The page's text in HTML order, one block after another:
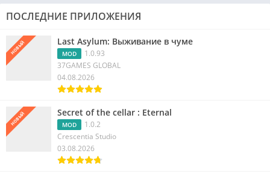
ПОСЛЕДНИЕ ПРИЛОЖЕНИЯ
НОВЫЙ Last Asylum: Выживание в чуме
MOD
1.0.93
37GAMES GLOBAL
04.08.2026
НОВЫЙ Secret of the cellar : Eternal
MOD
1.0.2
Crescentia Studio
03.08.2026